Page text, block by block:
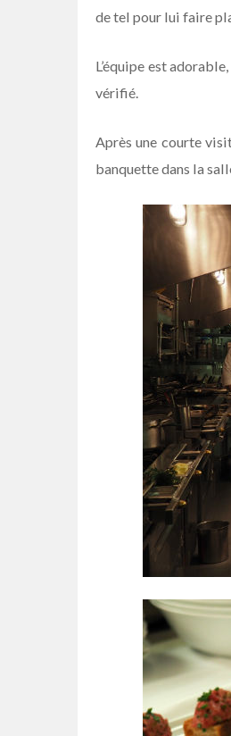
de tel pour lui faire
L’équipe est
vérifié.
Après une courte
banquette dans la